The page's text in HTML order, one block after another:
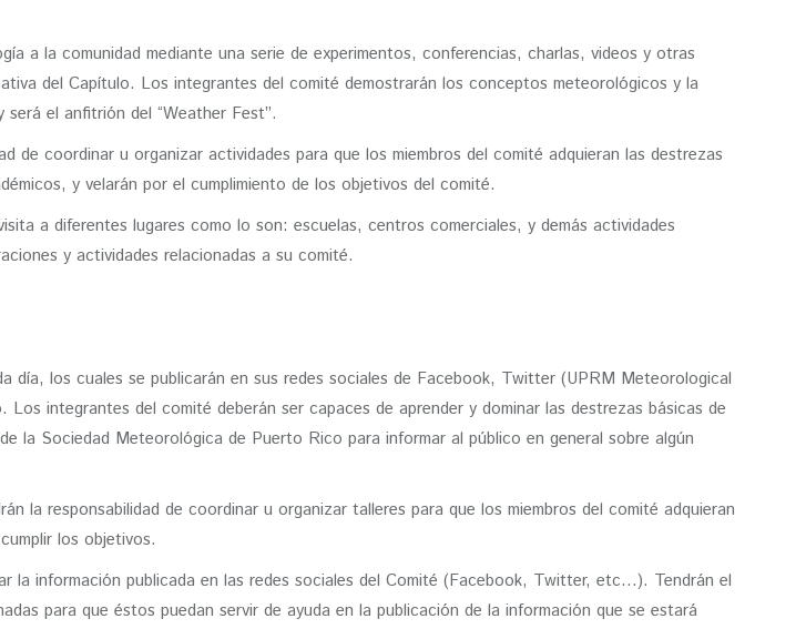
a la comunidad mediante una serie de experimentos, conferencias, charlas, videos y otras
del Capítulo. Los integrantes del comité demostrarán los conceptos meteorológicos y la
el anfitrión del “Weather Fest”.
coordinar u organizar actividades para que los miembros del comité adquieran las destrezas
y velarán por el cumplimiento de los objetivos del comité.
a diferentes lugares como lo son: escuelas, centros comerciales, y demás actividades
y actividades relacionadas a su comité.
día, los cuales se publicarán en sus redes sociales de Facebook, Twitter (UPRM Meteorological
integrantes del comité deberán ser capaces de aprender y dominar las destrezas básicas de
la Sociedad Meteorológica de Puerto Rico para informar al público en general sobre algún
la responsabilidad de coordinar u organizar talleres para que los miembros del comité adquieran
los objetivos.
la información publicada en las redes sociales del Comité (Facebook, Twitter, etc…). Tendrán el
para que éstos puedan servir de ayuda en la publicación de la información que se estará